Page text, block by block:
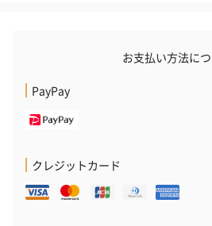
キャンドル・お香を同梱してお届けいた
フラッグカプセル：イ
フラッグカ
お支払い方法に
PayPay
クレジットカード